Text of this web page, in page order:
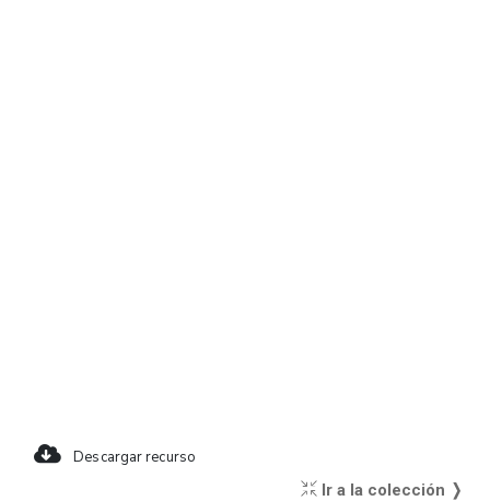
Descargar recurso
Ir a la colección ❭